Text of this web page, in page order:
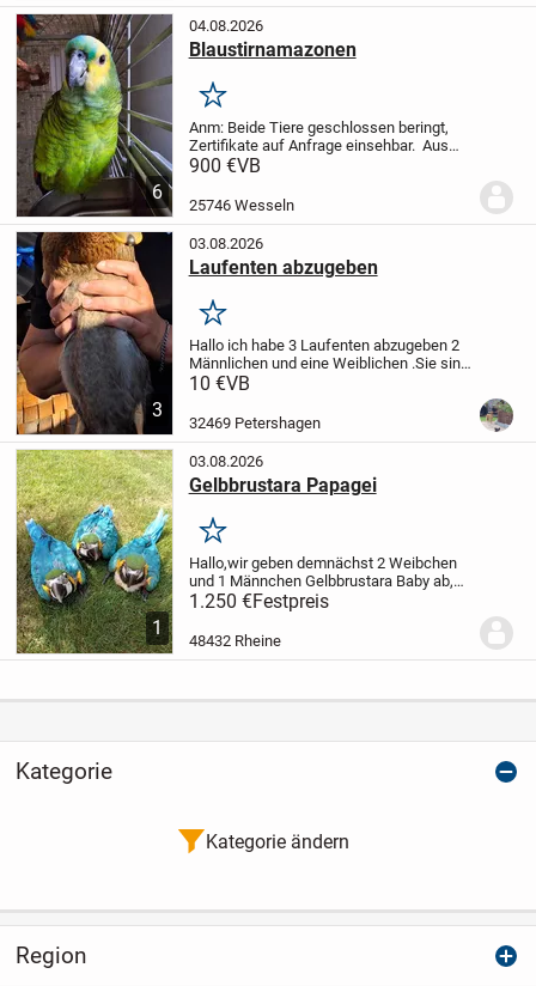
6
04.08.2026
Blaustirnamazonen
Merken
Anm: Beide Tiere geschlossen beringt,
Zertifikate auf Anfrage einsehbar. Aus
Allergiegründen muss ich mich schweren
Berta und Klara trennen. Beide leben seit...
900 €VB
25746 Wesseln
3
03.08.2026
Laufenten abzugeben
Merken
Hallo ich habe 3 Laufenten abzugeben 2
Männlichen und eine Weiblichen .Sie sind
ca 9 Wochen alt und sind Menschen
10 €VB
32469 Petershagen
1
03.08.2026
Gelbbrustara Papagei
Merken
Hallo,wir geben demnächst 2 Weibchen
und 1 Männchen Gelbbrustara Baby ab,
wenn sie futterfest sind.
nur in erfahrene Hände und nicht in
Einzeltierhaltung ab.
1.250 €Festpreis
48432 Rheine
Kategorie
Kategorie ändern
Region